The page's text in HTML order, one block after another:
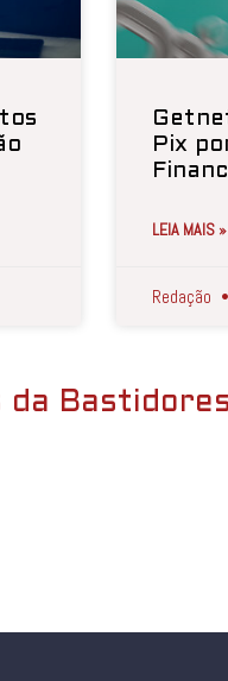
Pix
LEIA MAIS »
Redação